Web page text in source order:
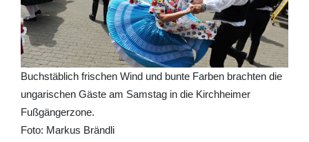
Buchstäblich frischen Wind und bunte Farben brachten die
ungarischen Gäste am Samstag in die Kirchheimer
Fußgängerzone.
Foto: Markus Brändli